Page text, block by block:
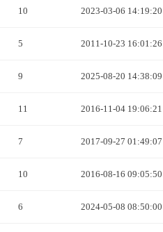
10 2023-03-06 14:19:20
5 2011-10-23 16:01:26
9 2025-08-20 14:38:09
11 2016-11-04 19:06:21
7 2017-09-27 01:49:07
10 2016-08-16 09:05:50
6 2024-05-08 08:50:00